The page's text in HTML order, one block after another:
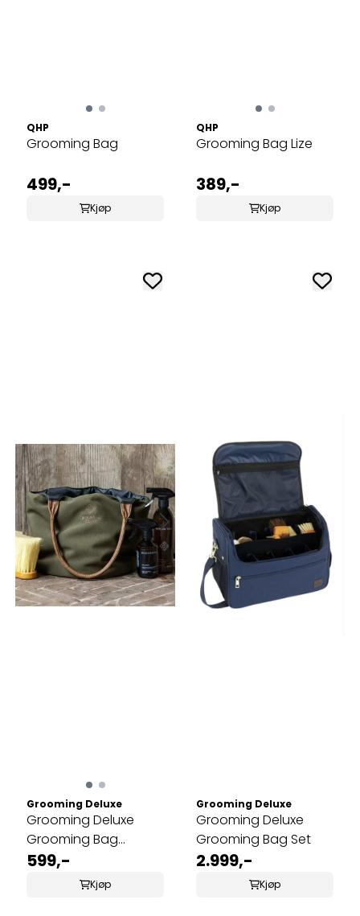
QHP
Grooming Bag
499,-
Kjøp
QHP
Grooming Bag Lize
389,-
Kjøp
Grooming Deluxe
Grooming Deluxe
Grooming Bag
Canvas
599,-
Kjøp
Grooming Deluxe
Grooming Deluxe
Grooming Bag Set
2.999,-
Kjøp